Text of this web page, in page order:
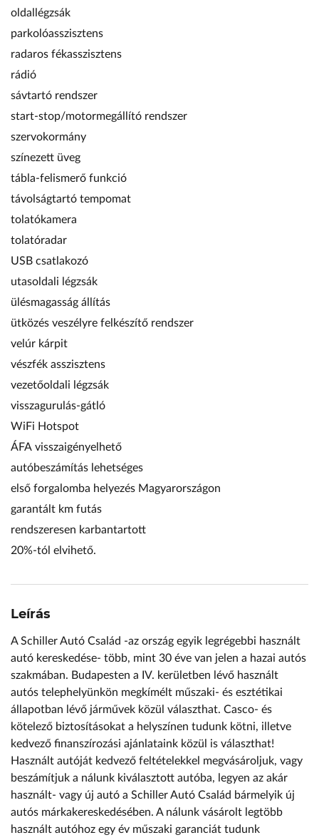
oldallégzsák
parkolóasszisztens
radaros fékasszisztens
rádió
sávtartó rendszer
start-stop/motormegállító rendszer
szervokormány
színezett üveg
tábla-felismerő funkció
távolságtartó tempomat
tolatókamera
tolatóradar
USB csatlakozó
utasoldali légzsák
ülésmagasság állítás
ütközés veszélyre felkészítő rendszer
velúr kárpit
vészfék asszisztens
vezetőoldali légzsák
visszagurulás-gátló
WiFi Hotspot
ÁFA visszaigényelhető
autóbeszámítás lehetséges
első forgalomba helyezés Magyarországon
garantált km futás
rendszeresen karbantartott
20%-tól elvihető.
Leírás
A Schiller Autó Család -az ország egyik legrégebbi használt
autó kereskedése- több, mint 30 éve van jelen a hazai autós
szakmában. Budapesten a IV. kerületben lévő használt
autós telephelyünkön megkímélt műszaki- és esztétikai
állapotban lévő járművek közül választhat. Casco- és
kötelező biztosításokat a helyszínen tudunk kötni, illetve
kedvező finanszírozási ajánlataink közül is választhat!
Használt autóját kedvező feltételekkel megvásároljuk, vagy
beszámítjuk a nálunk kiválasztott autóba, legyen az akár
használt- vagy új autó a Schiller Autó Család bármelyik új
autós márkakereskedésében. A nálunk vásárolt legtöbb
használt autóhoz egy év műszaki garanciát tudunk